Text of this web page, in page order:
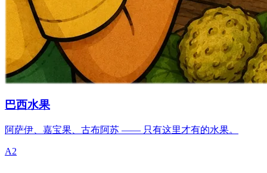
巴西水果
阿萨伊、嘉宝果、古布阿苏 —— 只有这里才有的水果。
A2